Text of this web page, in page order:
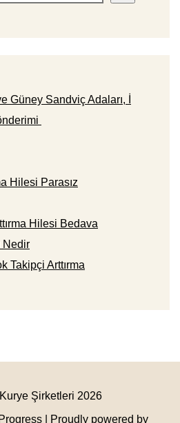
Güney Sandviç Adaları, İ
Hilesi Parasız
Hilesi Bedava
Nedir
Takipçi Arttırma
Şirketleri 2026
| Proudly powered by